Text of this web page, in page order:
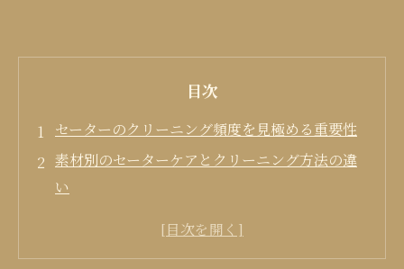
目次
セーターのクリーニング頻度を見極める重要性
素材別のセーターケアとクリーニング方法の違
い